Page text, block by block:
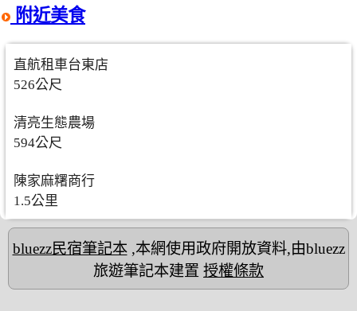
附近美食
直航租車台東店
526公尺
清亮生態農場
594公尺
陳家麻糬商行
1.5公里
bluezz民宿筆記本,本網使用政府開放資料,由bluezz
旅遊筆記本建置 授權條款